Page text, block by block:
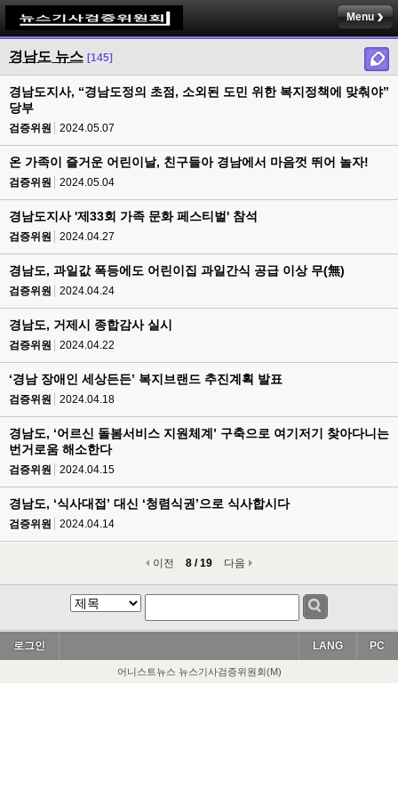
Menu
경남도 뉴스 [145]
경남도지사, “경남도정의 초점, 소외된 도민 위한 복지정책에 맞춰야”
당부
검증위원 2024.05.07
온 가족이 즐거운 어린이날, 친구들아 경남에서 마음껏 뛰어 놀자!
검증위원 2024.05.04
경남도지사 '제33회 가족 문화 페스티벌' 참석
검증위원 2024.04.27
경남도, 과일값 폭등에도 어린이집 과일간식 공급 이상 무(無)
검증위원 2024.04.24
경남도, 거제시 종합감사 실시
검증위원 2024.04.22
‘경남 장애인 세상든든’ 복지브랜드 추진계획 발표
검증위원 2024.04.18
경남도, ‘어르신 돌봄서비스 지원체계’ 구축으로 여기저기 찾아다니는
번거로움 해소한다
검증위원 2024.04.15
경남도, ‘식사대접’ 대신 ‘청렴식권’으로 식사합시다
검증위원 2024.04.14
이전 8 / 19 다음
로그인 PC
LANG
어니스트뉴스 뉴스기사검증위원회(M)